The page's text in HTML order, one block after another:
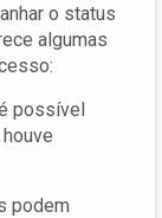
o status
algumas
possível
podem